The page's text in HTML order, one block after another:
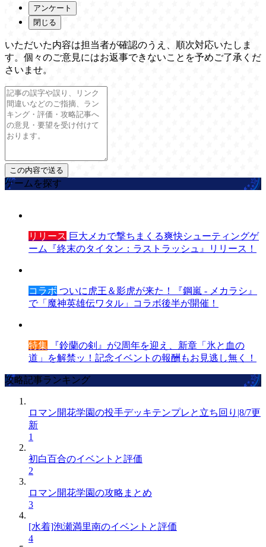
アンケート
閉じる
いただいた内容は担当者が確認のうえ、順次対応いたしま
す。個々のご意見にはお返事できないことを予めご了承くだ
さいませ。
ゲームを探す
リリース 巨大メカで撃ちまくる爽快シューティングゲ
ーム『終末のタイタン：ラストラッシュ』リリース！
コラボ ついに虎王＆影虎が来た！『鋼嵐 - メカラシ』
で「魔神英雄伝ワタル」コラボ後半が開催！
特集 『鈴蘭の剣』が2周年を迎え、新章「氷と血の
道」を解禁ッ！記念イベントの報酬もお見逃し無く！
攻略記事ランキング
ロマン開花学園の投手デッキテンプレと立ち回り|8/7更
新
1
初白百合のイベントと評価
2
ロマン開花学園の攻略まとめ
3
[水着]泡瀬満里南のイベントと評価
4